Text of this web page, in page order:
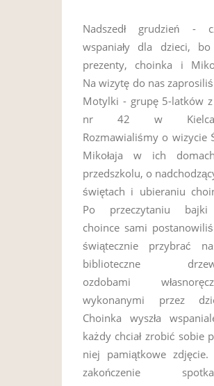
Nadszedł grudzień -
wspaniały dla dzieci,
prezenty, choinka i
Na wizytę do nas
Motylki - grupę 5-latków z
nr 42 w
Rozmawialiśmy o wizycie
Mikołaja w ich
przedszkolu, o
świętach i ubieraniu
Po przeczytaniu
choince sami
świątecznie przybrać
biblioteczne
ozdobami
wykonanymi przez
Choinka wyszła
każdy chciał zrobić sobie
niej pamiątkowe zdjęcie.
zakończenie